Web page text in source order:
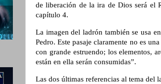
de liberación de la ira de Dios será el
capítulo 4.
La imagen del ladrón también se usa
Pedro. Este pasaje claramente no es
con grande estruendo; los elementos,
están en ella serán consumidas”.
Las dos últimas referencias al tema del